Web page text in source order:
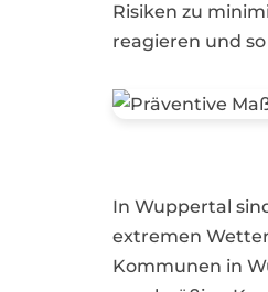
Risiken zu
reagieren und
In Wuppertal
extremen
Kommunen in